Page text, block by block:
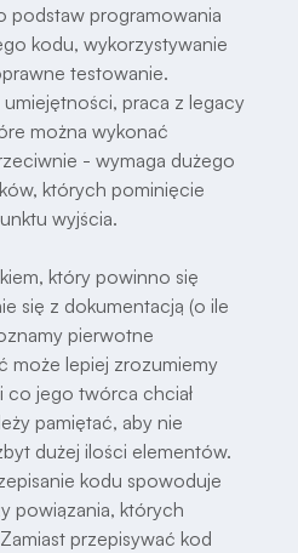
podstaw programowania
kodu, wykorzystywanie
testowanie.
praca z legacy
można wykonać
- wymaga dużego
których pominięcie
wyjścia.
który powinno się
się z dokumentacją (o ile
pierwotne
może lepiej zrozumiemy
co jego twórca chciał
pamiętać, aby nie
dużej ilości elementów.
kodu spowoduje
powiązania, których
przepisywać kod